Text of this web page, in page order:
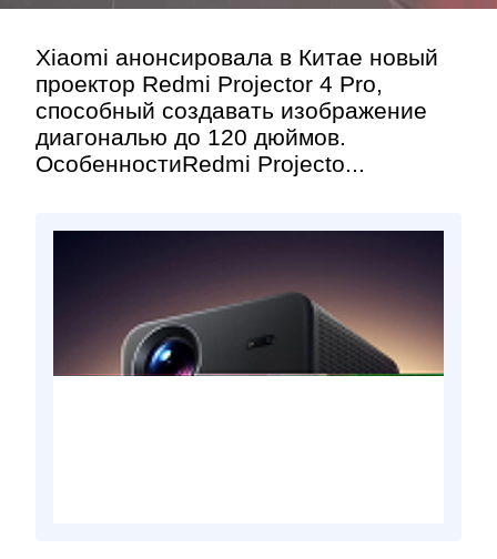
Xiaomi анонсировала в Китае новый
проектор Redmi Projector 4 Pro,
способный создавать изображение
диагональю до 120 дюймов.
ОсобенностиRedmi Projecto...
Контакт»